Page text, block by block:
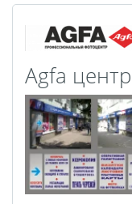
самоклеящемся
акриле
Печать на
Фотообои
Печать на
пленке
Agfa